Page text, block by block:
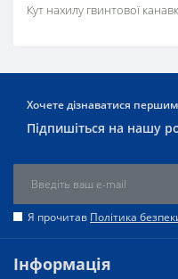
Кут нахилу гвинтової
Хочете дізнаватися першим
Підпишіться на нашу
Я прочитав Політика
Інформація